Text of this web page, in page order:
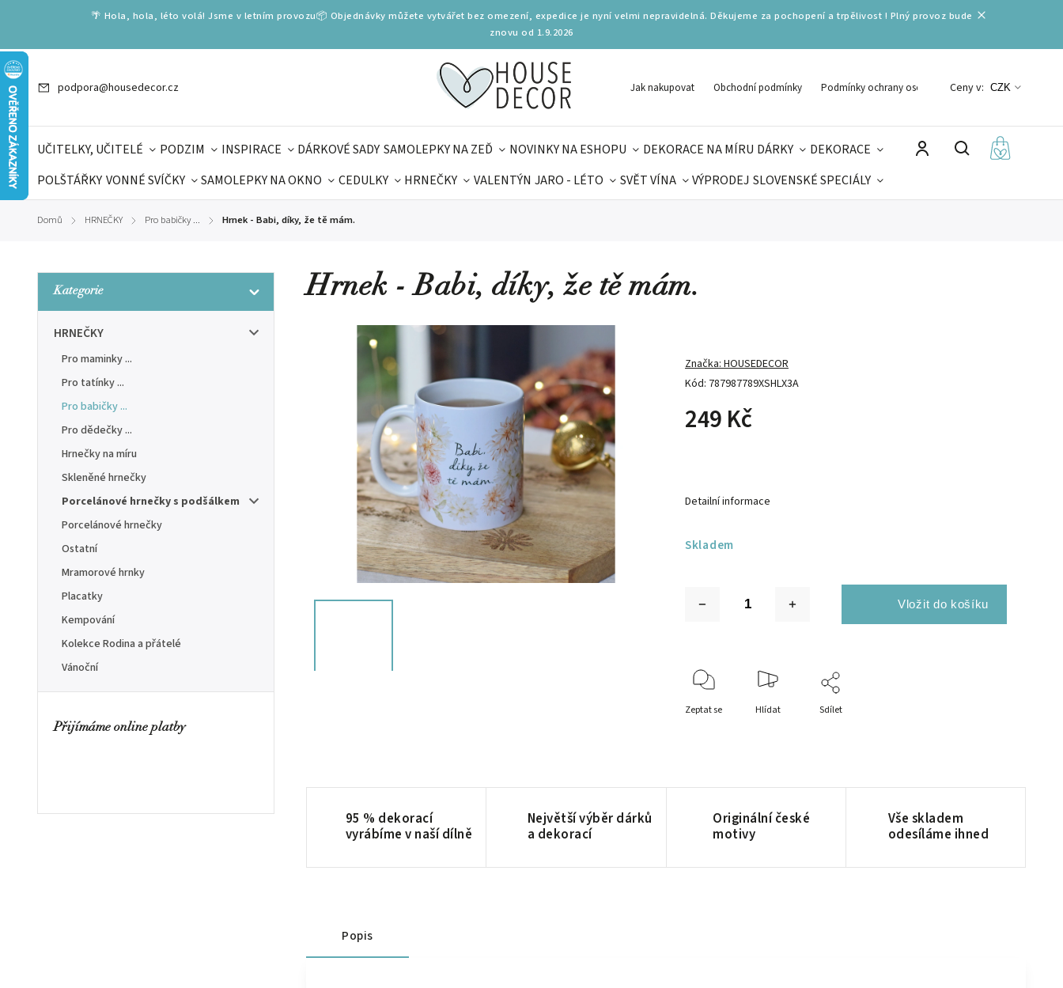
🌴 Hola, hola, léto volá! Jsme v letním provozu📦 Objednávky můžete vytvářet bez omezení, expedice je nyní velmi nepravidelná. Děkujeme za pochopení a trpělivost ! Plný provoz bude
znovu od 1.9.2026
podpora@housedecor.cz Jak nakupovat Obchodní podmínky Podmínky ochrany osobních údajů
Ceny v: CZK
UČITELKY, UČITELÉ PODZIM INSPIRACE DÁRKOVÉ SADY SAMOLEPKY NA ZEĎ NOVINKY NA ESHOPU DEKORACE NA MÍRU DÁRKY
DEKORACE
POLŠTÁŘKY VONNÉ SVÍČKY SAMOLEPKY NA OKNO CEDULKY HRNEČKY VALENTÝN JARO - LÉTO SVĚT VÍNA VÝPRODEJ SLOVENSKÉ SPECIÁLY
DÁRKOVÉ VOUCHERY
Domů / HRNEČKY / Pro babičky ... / Hrnek - Babi, díky, že tě mám.
Kategorie
HRNEČKY
Pro maminky ...
Pro tatínky ...
Pro babičky ...
Pro dědečky ...
Hrnečky na míru
Skleněné hrnečky
Porcelánové hrnečky s podšálkem
Porcelánové hrnečky
Ostatní
Mramorové hrnky
Placatky
Kempování
Kolekce Rodina a přátelé
Vánoční
Přijímáme online platby
Hrnek - Babi, díky, že tě mám.
Kód: 787987789XSHLX3A
Značka:HOUSEDECOR
249 Kč
Skladem
Detailní informace
Zeptat se Hlídat Sdílet
95 % dekorací
vyrábíme v naší dílně
Největší výběr dárků
a dekorací
Originální české
motivy
Vše skladem
odesíláme ihned
Popis